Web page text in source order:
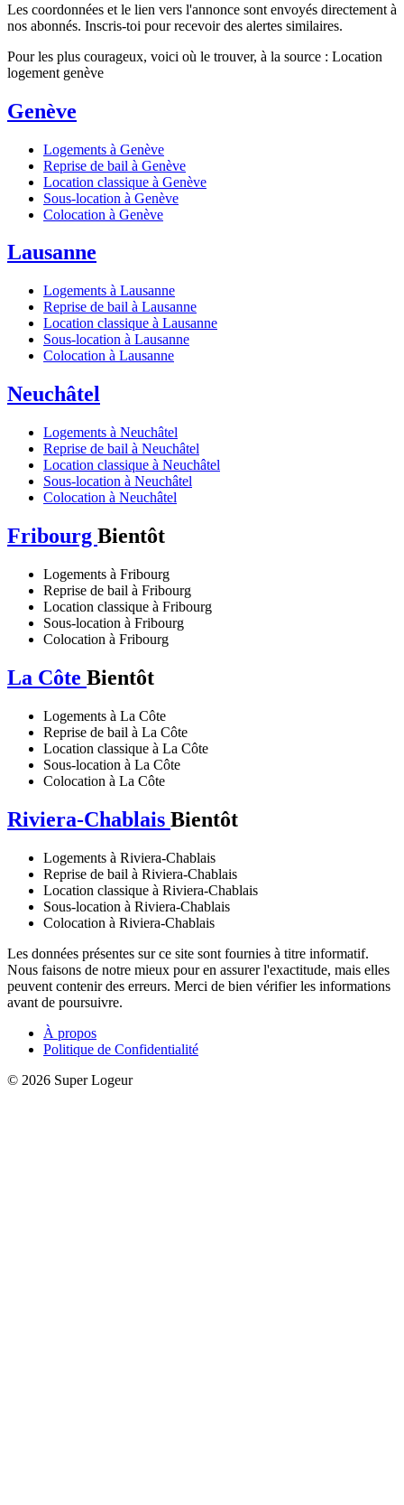
Les coordonnées et le lien vers l'annonce sont envoyés directement à
nos abonnés. Inscris-toi pour recevoir des alertes similaires.
Pour les plus courageux, voici où le trouver, à la source : Location
logement genève
Genève
Logements à Genève
Reprise de bail à Genève
Location classique à Genève
Sous-location à Genève
Colocation à Genève
Lausanne
Logements à Lausanne
Reprise de bail à Lausanne
Location classique à Lausanne
Sous-location à Lausanne
Colocation à Lausanne
Neuchâtel
Logements à Neuchâtel
Reprise de bail à Neuchâtel
Location classique à Neuchâtel
Sous-location à Neuchâtel
Colocation à Neuchâtel
Fribourg Bientôt
Logements à Fribourg
Reprise de bail à Fribourg
Location classique à Fribourg
Sous-location à Fribourg
Colocation à Fribourg
La Côte Bientôt
Logements à La Côte
Reprise de bail à La Côte
Location classique à La Côte
Sous-location à La Côte
Colocation à La Côte
Riviera-Chablais Bientôt
Logements à Riviera-Chablais
Reprise de bail à Riviera-Chablais
Location classique à Riviera-Chablais
Sous-location à Riviera-Chablais
Colocation à Riviera-Chablais
Les données présentes sur ce site sont fournies à titre informatif.
Nous faisons de notre mieux pour en assurer l'exactitude, mais elles
peuvent contenir des erreurs. Merci de bien vérifier les informations
avant de poursuivre.
À propos
Politique de Confidentialité
© 2026 Super Logeur